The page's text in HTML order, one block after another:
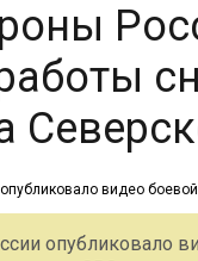
опубликовало